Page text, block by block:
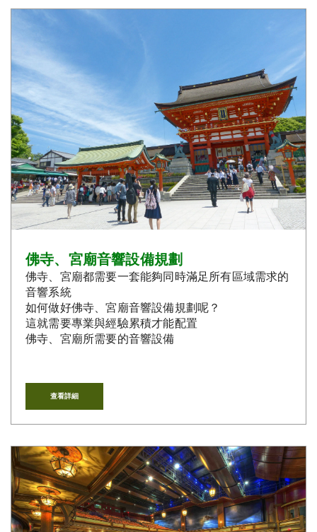
佛寺、宮廟音響設備規劃
佛寺、宮廟都需要一套能夠同時滿足所有區域需求的
音響系統
如何做好佛寺、宮廟音響設備規劃呢？
這就需要專業與經驗累積才能配置
佛寺、宮廟所需要的音響設備
查看詳細